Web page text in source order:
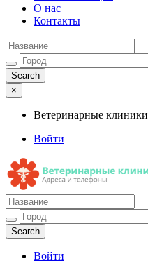
О нас
Контакты
×
Ветеринарные клиники
Войти
Ветеринарные клиники
Адреса и телефоны
Войти